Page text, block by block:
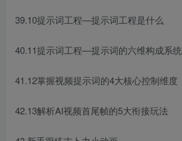
39.10提示词工程—提示词工程是什么
40.11提示词工程—提示词的六维构成系统
41.12掌握视频提示词的4大核心控制维度
42.13解析AI视频首尾帧的5大衔接玩法